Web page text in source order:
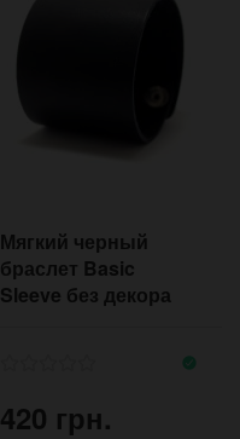
Мягкий черный
браслет Basic
Sleeve без декора
420 грн.